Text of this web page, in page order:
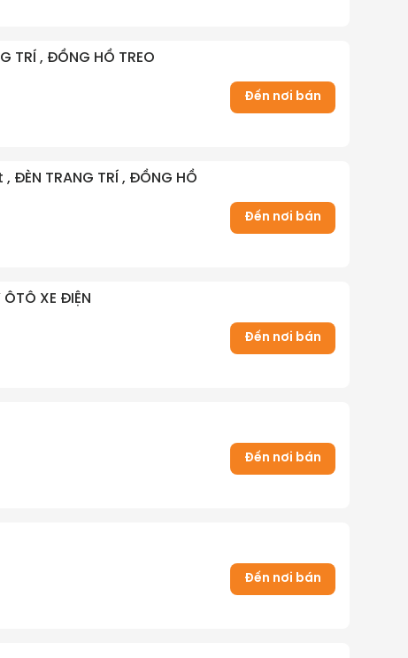
, ĐỒNG HỒ TREO
Đến nơi bán
TRANG TRÍ , ĐỒNG HỒ
Đến nơi bán
ÔTÔ XE ĐIỆN
Đến nơi bán
Đến nơi bán
Đến nơi bán